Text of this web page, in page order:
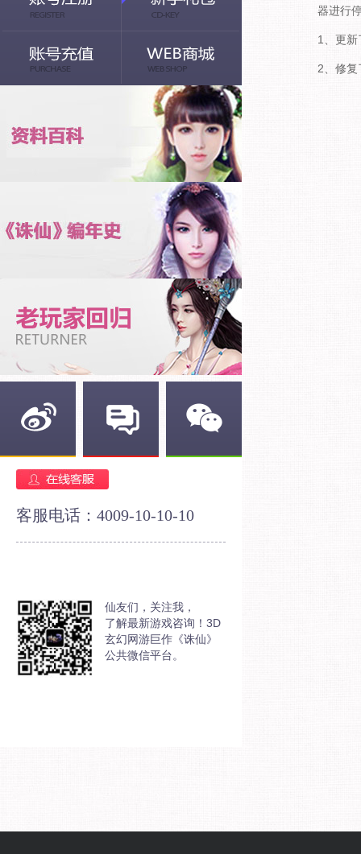
客服电话：4009-10-10-10
仙友们，关注我，
了解最新游戏咨询！3D
玄幻网游巨作《诛仙》
公共微信平台。
器进行
1、更新
2、修